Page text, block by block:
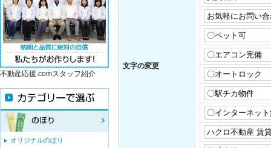
文字の変更
不動産応援.comスタッフ紹介
オリジナルのぼり